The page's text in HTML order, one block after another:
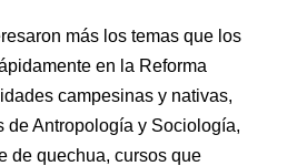
más los temas que los
en la Reforma
campesinas y nativas,
de Antropología y Sociología,
de quechua, cursos que